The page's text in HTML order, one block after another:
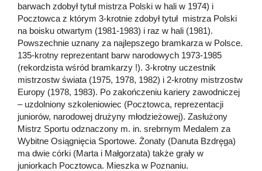
barwach zdobył tytuł mistrza Polski w hali w 1974) i
Pocztowca z którym 3-krotnie zdobył tytuł mistrza Polski
na boisku otwartym (1981-1983) i raz w hali (1981).
Powszechnie uznany za najlepszego bramkarza w Polsce.
135-krotny reprezentant barw narodowych 1973-1985
(rekordzista wśród bramkarzy !). 3-krotny uczestnik
mistrzostw świata (1975, 1978, 1982) i 2-krotny mistrzostw
Europy (1978, 1983). Po zakończeniu kariery zawodniczej
– uzdolniony szkoleniowiec (Pocztowca, reprezentacji
juniorów, narodowej drużyny młodzieżowej). Zasłużony
Mistrz Sportu odznaczony m. in. srebrnym Medalem za
Wybitne Osiągnięcia Sportowe. Żonaty (Danuta Bzdręga)
ma dwie córki (Marta i Małgorzata) także grały w
juniorkach Pocztowca. Mieszka w Poznaniu.